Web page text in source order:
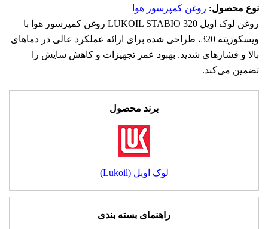
نوع محصول: روغن کمپرسور هوا
روغن لوک اویل LUKOIL STABIO 320 روغن کمپرسور هوا با
ویسکوزیته 320، طراحی شده برای ارائه عملکرد عالی در دماهای
بالا و فشارهای شدید. بهبود عمر تجهیزات و کاهش سایش را
تضمین می‌کند.
برند محصول
لوک اویل (Lukoil)
راهنمای بسته بندی